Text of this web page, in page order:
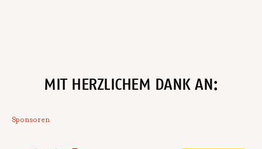
MIT HERZLICHEM DANK AN:
Sponsoren